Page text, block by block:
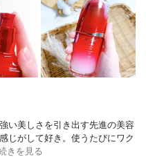
い美しさを引き出す先進の美容
じがして好き。使うたびにワク
きを見る